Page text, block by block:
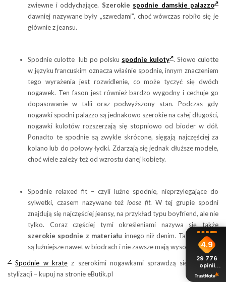
zwiewne i oddychające. Szerokie spodnie damskie palazzo
dawniej nazywane były „szwedami”, choć wówczas robiło się je
głównie z jeansu.
Spodnie culotte lub po polsku spodnie kuloty . Słowo culotte
w języku francuskim oznacza właśnie spodnie, innym znaczeniem
tego wyrażenia jest rozwidlenie, co może tyczyć się dwóch
nogawek. Ten fason jest również bardzo wygodny i cechuje go
dopasowanie w talii oraz podwyższony stan. Podczas gdy
nogawki spodni palazzo są jednakowo szerokie na całej długości,
nogawki kulotów rozszerzają się stopniowo od bioder w dół.
Ponadto te spodnie są zwykle skrócone, sięgają najczęściej za
kolano lub do połowy łydki. Zdarzają się jednak dłuższe modele,
choć wiele zależy też od wzrostu danej kobiety.
Spodnie relaxed fit – czyli luźne spodnie, nieprzylegające do
sylwetki, czasem nazywane teżloose fit. W tej grupie spodni
znajdują się najczęściej jeansy, na przykład typu boyfriend, ale nie
tylko. Coraz częściej tymi określeniami nazywa się także
szerokie spodnie z materiału innego niż denim. Takie modele
są luźniejsze nawet w biodrach i nie zawsze mają wysoką talię.
Spodnie w kratęz szerokimi nogawkami sprawdzą się do wielu
stylizacji – kupuj na stronie eButik.pl
4.9
29 776
opinii
z całego
okresu